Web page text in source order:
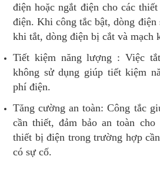
điện hoặc ngắt điện cho các
điện. Khi công tắc bật, dòng điện
khi tắt, dòng điện bị cắt và mạch
Tiết kiệm năng lượng : Việc
không sử dụng giúp tiết kiệm
phí điện.
Tăng cường an toàn: Công tắc
cần thiết, đảm bảo an toàn
thiết bị điện trong trường hợp
có sự cố.